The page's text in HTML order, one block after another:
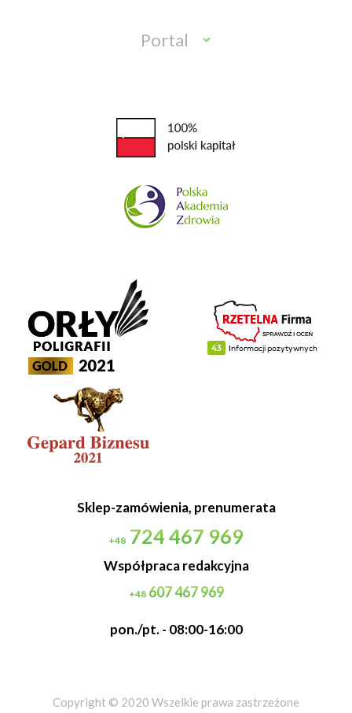
Portal
Sklep-zamówienia, prenumerata
+48 724 467 969
Współpraca redakcyjna
+48607 467 969
pon./pt. - 08:00-16:00
Copyright © 2020 Wszelkie prawa zastrzeżone